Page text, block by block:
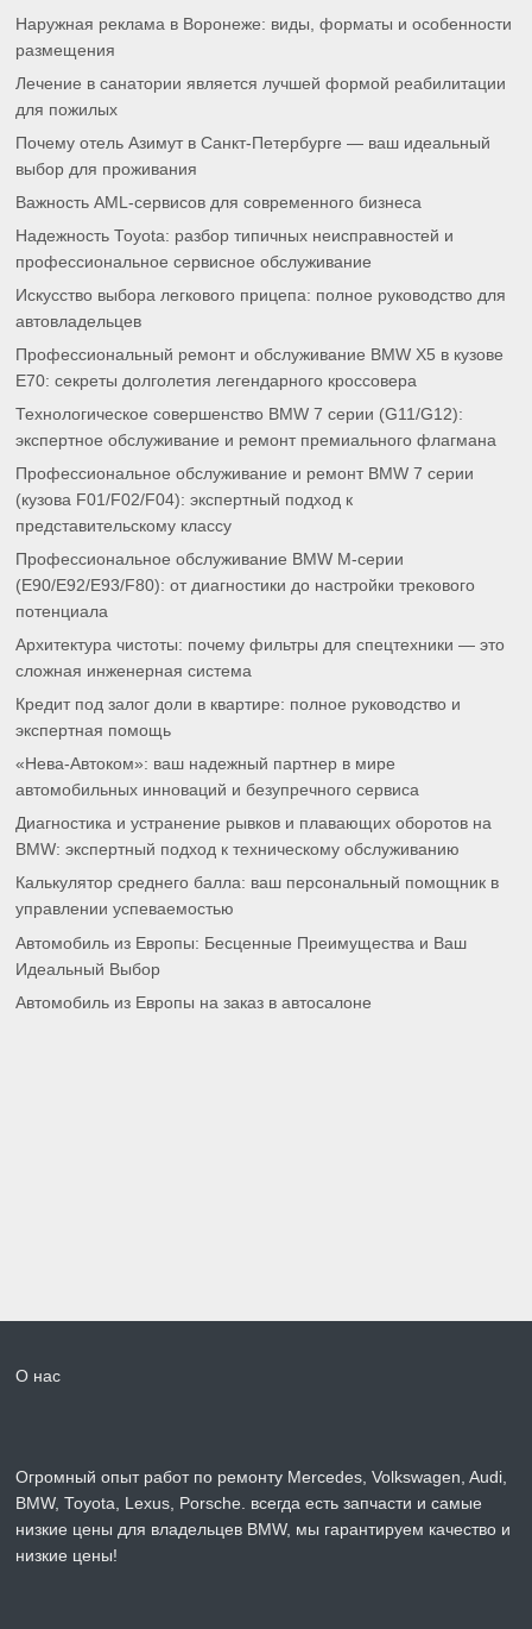
Наружная реклама в Воронеже: виды, форматы и особенности
размещения
Лечение в санатории является лучшей формой реабилитации
для пожилых
Почему отель Азимут в Санкт-Петербурге — ваш идеальный
выбор для проживания
Важность AML-сервисов для современного бизнеса
Надежность Toyota: разбор типичных неисправностей и
профессиональное сервисное обслуживание
Искусство выбора легкового прицепа: полное руководство для
автовладельцев
Профессиональный ремонт и обслуживание BMW X5 в кузове
E70: секреты долголетия легендарного кроссовера
Технологическое совершенство BMW 7 серии (G11/G12):
экспертное обслуживание и ремонт премиального флагмана
Профессиональное обслуживание и ремонт BMW 7 серии
(кузова F01/F02/F04): экспертный подход к
представительскому классу
Профессиональное обслуживание BMW M-серии
(E90/E92/E93/F80): от диагностики до настройки трекового
потенциала
Архитектура чистоты: почему фильтры для спецтехники — это
сложная инженерная система
Кредит под залог доли в квартире: полное руководство и
экспертная помощь
«Нева-Автоком»: ваш надежный партнер в мире
автомобильных инноваций и безупречного сервиса
Диагностика и устранение рывков и плавающих оборотов на
BMW: экспертный подход к техническому обслуживанию
Калькулятор среднего балла: ваш персональный помощник в
управлении успеваемостью
Автомобиль из Европы: Бесценные Преимущества и Ваш
Идеальный Выбор
Автомобиль из Европы на заказ в автосалоне
О нас
Огромный опыт работ по ремонту Mercedes, Volkswagen, Audi,
BMW, Toyota, Lexus, Porsche. всегда есть запчасти и самые
низкие цены для владельцев BMW, мы гарантируем качество и
низкие цены!